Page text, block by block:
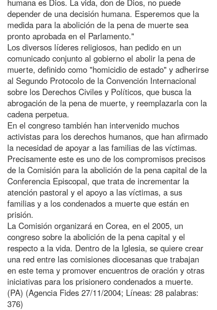
depender de una decisión humana. Esperemos que la
medida para la abolición de la pena de muerte sea
pronto aprobada en el Parlamento."
Los diversos líderes religiosos, han pedido en un
comunicado conjunto al gobierno el abolir la pena de
muerte, definido como "homicidio de estado" y adherirse
al Segundo Protocolo de la Convención Internacional
sobre los Derechos Civiles y Políticos, que busca la
abrogación de la pena de muerte, y reemplazarla con la
cadena perpetua.
En el congreso también han intervenido muchos
activistas para los derechos humanos, que han afirmado
la necesidad de apoyar a las familias de las víctimas.
Precisamente este es uno de los compromisos precisos
de la Comisión para la abolición de la pena capital de la
Conferencia Episcopal, que trata de incrementar la
atención pastoral y el apoyo a las víctimas, a sus
familias y a los condenados a muerte que están en
prisión.
La Comisión organizará en Corea, en el 2005, un
congreso sobre la abolición de la pena capital y el
respecto a la vida. Dentro de la Iglesia, se quiere crear
una red entre las comisiones diocesanas que trabajan
en este tema y promover encuentros de oración y otras
iniciativas para los prisionero condenados a muerte.
(PA) (Agencia Fides 27/11/2004; Líneas: 28 palabras:
376)